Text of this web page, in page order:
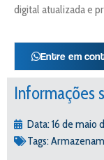
digital atualizada e
Entre em
Informações
Data:16 de maio
Tags: